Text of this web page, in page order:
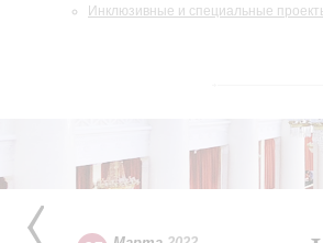
Инклюзивные и специальные